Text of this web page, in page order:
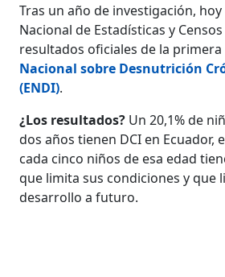
Tras un año de investigación,
Nacional de Estadísticas y
resultados oficiales de la primera
Nacional sobre Desnutrición
(ENDI).
¿Los resultados? Un 20,1% de
dos años tienen DCI en Ecuador,
cada cinco niños de esa edad
que limita sus condiciones y que
desarrollo a futuro.